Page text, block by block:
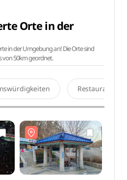
Orte in der
in der Umgebung an! Die Orte sind
von 50km geordnet.
Restaurants